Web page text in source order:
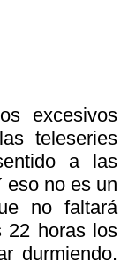
excesivos
teleseries
a las
eso no es un
no faltará
22 horas los
durmiendo.